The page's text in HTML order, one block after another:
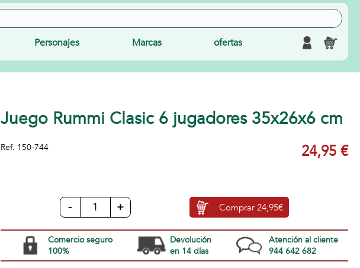
Personajes Marcas ofertas
Juego Rummi Clasic 6 jugadores 35x26x6 cm
Ref. 150-744 24,95 €
- + Comprar24,95€
Comercio seguro
100%
Devolución
en 14 días
Atención al cliente
944 642 682